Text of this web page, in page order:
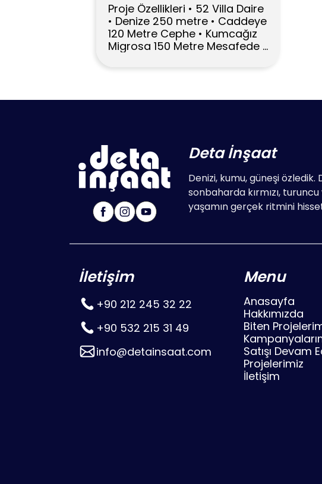
Proje Özellikleri • 52 Villa Daire
• Denize 250 metre • Caddeye
120 Metre Cephe • Kumcağız
Migrosa 150 Metre Mesafede •
Veranda 14 m2 • 3+1
Deta İnşaat
Denizi, kumu, güneşi özledik.
sonbaharda kırmızı,
yaşamın gerçek ritmini
İletişim
+90 212 245 32 22
+90 532 215 31 49
info@detainsaat.com
Menu
Anasayfa
Hakkımızda
Biten
Satışı Devam
Projelerimiz
İletişim